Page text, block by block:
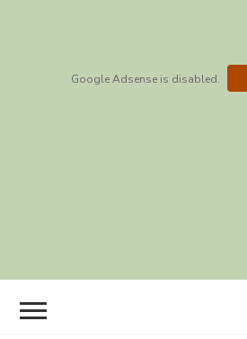
Google Adsense is disabled.